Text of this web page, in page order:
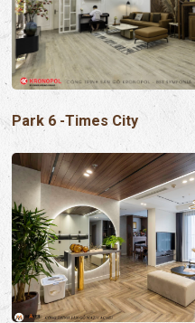
Park 6 -Times City